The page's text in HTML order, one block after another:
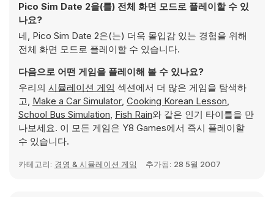
Pico Sim Date 2을(를) 전체 화면 모드로 플레이할 수 있
나요?
네, Pico Sim Date 2은(는) 더욱 몰입감 있는 경험을 위해
전체 화면 모드로 플레이할 수 있습니다.
다음으로 어떤 게임을 플레이해 볼 수 있나요?
우리의 시뮬레이션 게임 섹션에서 더 많은 게임을 탐색하
고, Make a Car Simulator, Cooking Korean Lesson,
School Bus Simulation, Fish Rain와 같은 인기 타이틀을 만
나보세요. 이 모든 게임은 Y8 Games에서 즉시 플레이할
수 있습니다.
카테고리: 경영 & 시뮬레이션 게임 추가됨: 28 5월 2007